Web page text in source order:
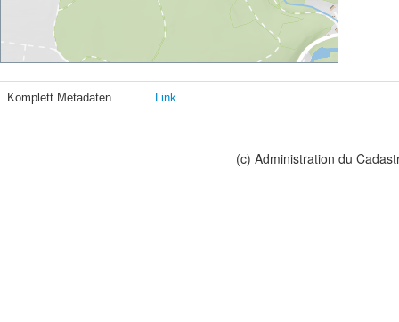
Komplett Metadaten Link
(c) Administration du